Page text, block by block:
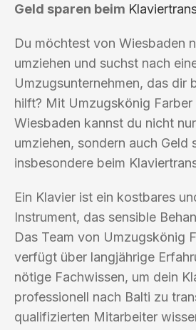
Geld sparen beim
Du möchtest von Wiesbaden
umziehen und suchst nach
Umzugsunternehmen, das dir
hilft? Mit Umzugskönig Farber
Wiesbaden kannst du nicht
umziehen, sondern auch Geld
insbesondere beim
Ein Klavier ist ein kostbares
Instrument, das sensible
Das Team von Umzugskönig
verfügt über langjährige
nötige Fachwissen, um dein
professionell nach Balti zu
qualifizierten Mitarbeiter